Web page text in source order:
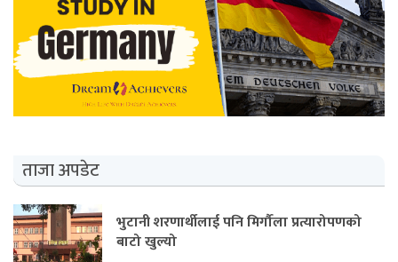
ताजा अपडेट
भुटानी शरणार्थीलाई पनि मिर्गौला प्रत्यारोपणको
बाटो खुल्यो